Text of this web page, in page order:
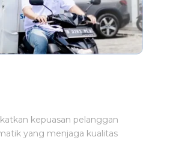
kepuasan pelanggan
yang menjaga kualitas